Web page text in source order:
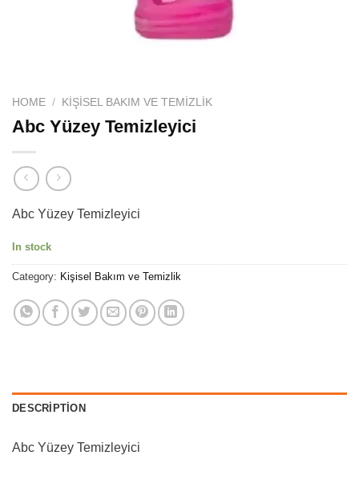
HOME / KIŞISEL BAKIM VE TEMIZLIK
Abc Yüzey Temizleyici
Abc Yüzey Temizleyici
In stock
Category: Kişisel Bakım ve Temizlik
DESCRIPTION
Abc Yüzey Temizleyici